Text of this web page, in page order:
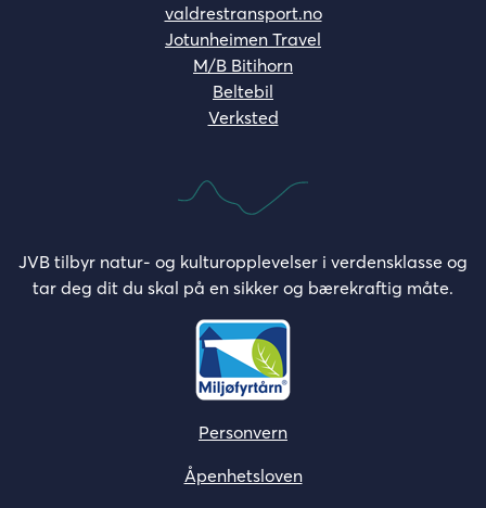
valdrestransport.no
Jotunheimen Travel
M/B Bitihorn
Beltebil
Verksted
JVB tilbyr natur- og kulturopplevelser i verdensklasse og
tar deg dit du skal på en sikker og bærekraftig måte.
Personvern
Åpenhetsloven